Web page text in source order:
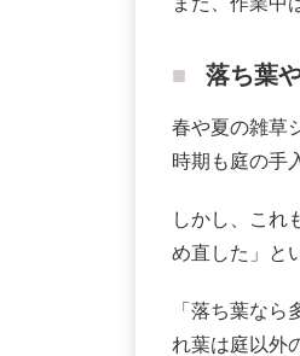
落ち葉
春や夏の雑草
時期も庭の手
しかし、これ
め直した」と
「落ち葉な
れ葉は庭以外